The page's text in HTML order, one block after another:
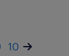
10